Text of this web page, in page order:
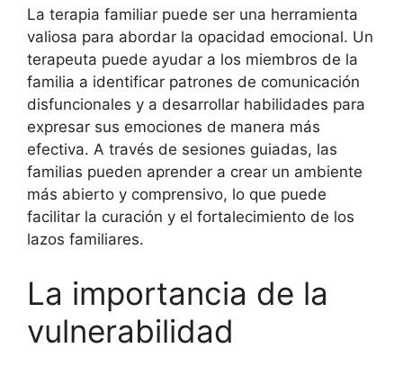
La terapia familiar puede ser una herramienta
valiosa para abordar la opacidad emocional. Un
terapeuta puede ayudar a los miembros de la
familia a identificar patrones de comunicación
disfuncionales y a desarrollar habilidades para
expresar sus emociones de manera más
efectiva. A través de sesiones guiadas, las
familias pueden aprender a crear un ambiente
más abierto y comprensivo, lo que puede
facilitar la curación y el fortalecimiento de los
lazos familiares.
La importancia de la
vulnerabilidad